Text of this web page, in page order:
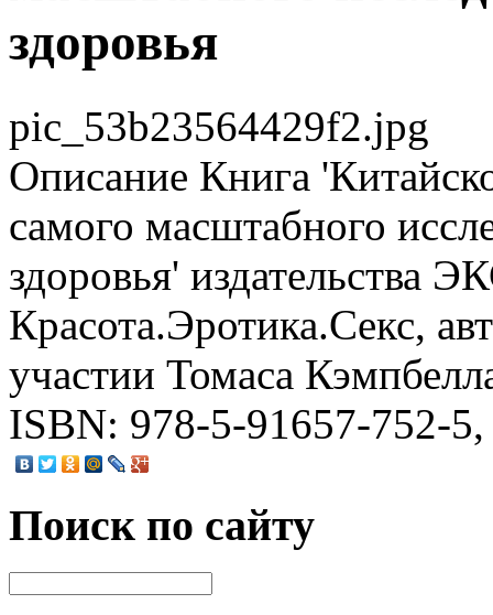
здоровья
pic_53b23564429f2.jpg
Описание Книга
самого масштабного
здоровья' издательства
Красота.Эротика.Секс,
участии Томаса
ISBN: 978-5-91657-752-
Поиск по сайту